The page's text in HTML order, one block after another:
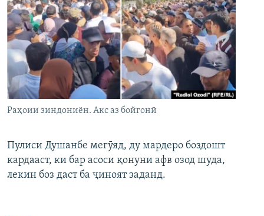
Раҳоии зиндониён. Акс аз бойгонӣ
Пулиси Душанбе мегӯяд, ду мардеро боздошт
кардааст, ки бар асоси қонуни афв озод шуда,
лекин боз даст ба ҷиноят заданд.